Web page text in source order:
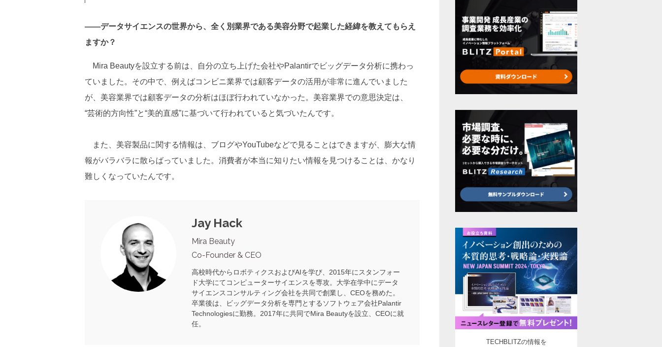
――データサイエンスの世界から、全く別業界である美容分野で起業した経緯を教えてもらえ
ますか？
Mira Beautyを設立する前は、自分の立ち上げた会社やPalantirでビッグデータ分析に携わっ
ていました。その中で、例えばコンビニ業界では顧客データの活用が非常に進んでいました
が、美容業界では顧客データの分析はほぼ行われていなかった。美容業界での意思決定は、
“芸術的方向性”と“美的直感”に基づいて行われていると気づいたんです。
また、美容製品に関する情報は、ブログやYouTubeなどで見ることはできますが、膨大な情
報がバラバラに散らばっていました。消費者が本当に知りたい情報を見つけることは、かなり
難しくなっていたんです。
Jay Hack
Mira Beauty
Co-Founder & CEO
高校時代からロボティクスおよびAIを学び、2015年にスタンフォー
ド大学にてコンピューターサイエンスを専攻。大学在学中にデータ
サイエンスコンサルティング会社を共同で創業し、CEOを務めた。
卒業後は、ビッグデータ分析を専門とするソフトウェア会社Palantir
Technologiesに勤務。2017年に共同でMira Beautyを設立、CEOに就
任。
TECHBLITZの情報を